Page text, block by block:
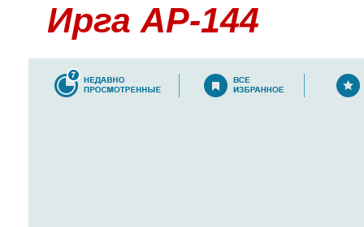
Ирга АР-144